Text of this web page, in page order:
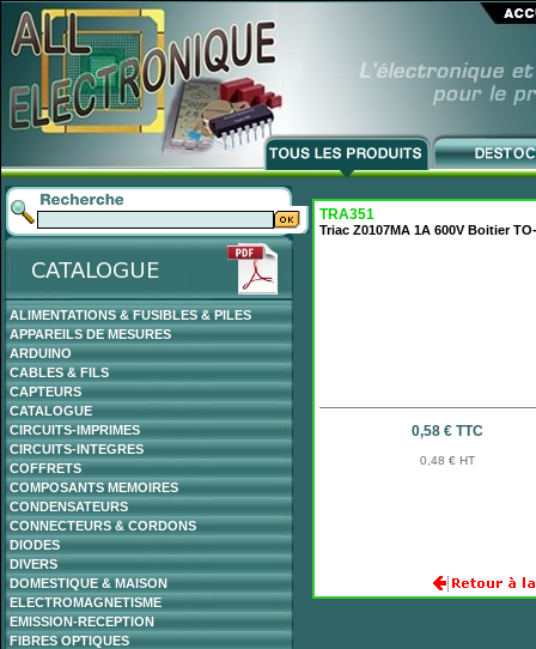
ALIMENTATIONS & FUSIBLES & PILES
APPAREILS DE MESURES
ARDUINO
CABLES & FILS
CAPTEURS
CATALOGUE
CIRCUITS-IMPRIMES
CIRCUITS-INTEGRES
COFFRETS
COMPOSANTS MEMOIRES
CONDENSATEURS
CONNECTEURS & CORDONS
DIODES
DIVERS
DOMESTIQUE & MAISON
ELECTROMAGNETISME
EMISSION-RECEPTION
FIBRES OPTIQUES
TRA351
Triac Z0107MA 1A 600V Boitier
0,58 € TTC
0,48 € HT